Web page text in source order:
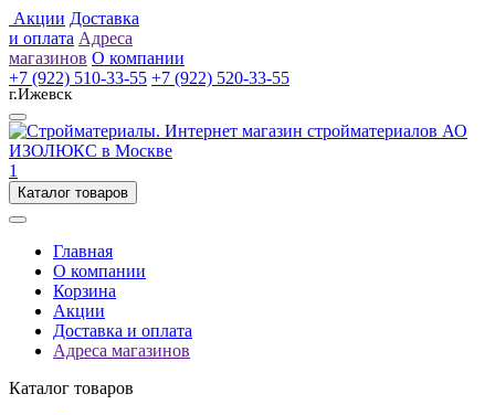
Акции Доставка
и оплата Адреса
магазинов О компании
+7 (922) 510-33-55 +7 (922) 520-33-55
г.Ижевск
1
Каталог товаров
Главная
О компании
Корзина
Акции
Доставка и оплата
Адреса магазинов
Каталог товаров